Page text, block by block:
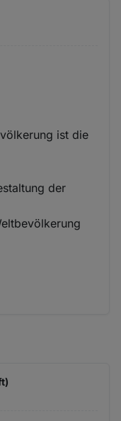
ist die
der